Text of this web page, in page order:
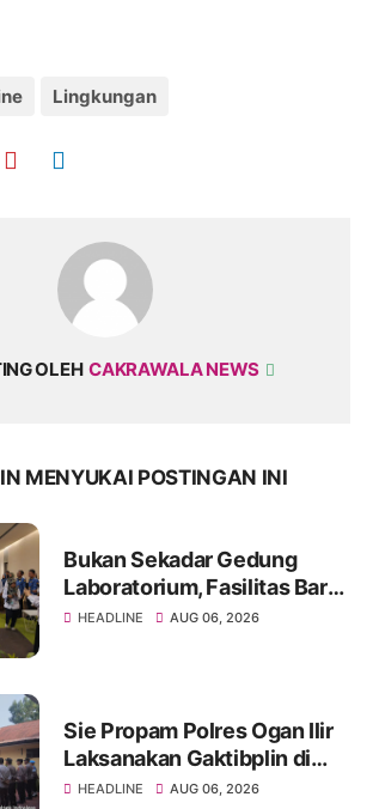
Lingkungan
OLEH CAKRAWALA NEWS
MENYUKAI POSTINGAN INI
Bukan Sekadar Gedung
Laboratorium, Fasilitas Baru
di Jakabaring Akan Perkuat
HEADLINE AUG 06, 2026
Sie Propam Polres Ogan Ilir
Laksanakan Gaktibplin di
Polsek Indralaya, Tingkatkan
HEADLINE AUG 06, 2026